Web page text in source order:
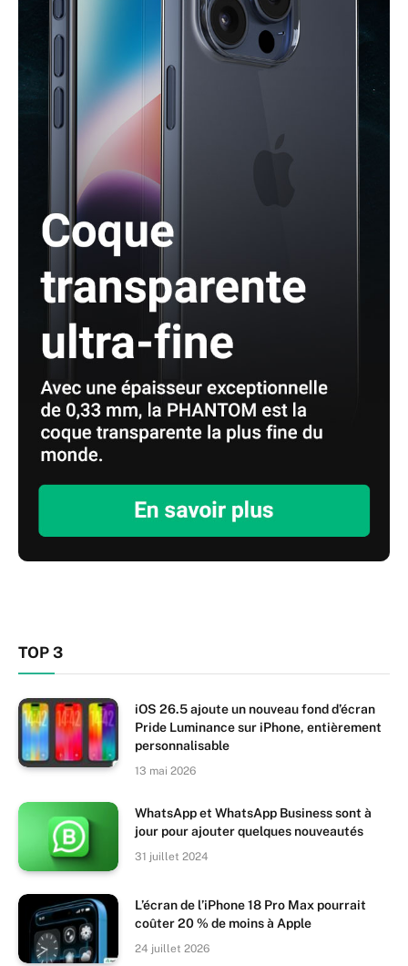
TOP 3
iOS 26.5 ajoute un nouveau fond d’écran
Pride Luminance sur iPhone, entièrement
personnalisable
13 mai 2026
WhatsApp et WhatsApp Business sont à
jour pour ajouter quelques nouveautés
31 juillet 2024
L’écran de l’iPhone 18 Pro Max pourrait
coûter 20 % de moins à Apple
24 juillet 2026